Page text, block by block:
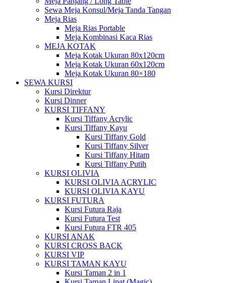
Sewa Meja Konsul/Meja Tanda Tangan
Meja Rias
Meja Rias Portable
Meja Kombinasi Kaca Rias
MEJA KOTAK
Meja Kotak Ukuran 80x120cm
Meja Kotak Ukuran 60x120cm
Meja Kotak Ukuran 80×180
SEWA KURSI
Kursi Direktur
Kursi Dinner
KURSI TIFFANY
Kursi Tiffany Acrylic
Kursi Tiffany Kayu
Kursi Tiffany Gold
Kursi Tiffany Silver
Kursi Tiffany Hitam
Kursi Tiffany Putih
KURSI OLIVIA
KURSI OLIVIA ACRYLIC
KURSI OLIVIA KAYU
KURSI FUTURA
Kursi Futura Raja
Kursi Futura Test
Kursi Futura FTR 405
KURSI ANAK
KURSI CROSS BACK
KURSI VIP
KURSI TAMAN KAYU
Kursi Taman 2 in 1